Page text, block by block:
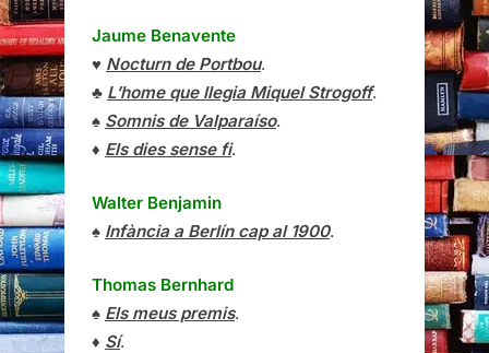
Jaume Benavente
♥ Nocturn de Portbou.
♣ L’home que llegia Miquel Strogoff.
♠ Somnis de Valparaíso.
♦ Els dies sense fi.
Walter Benjamin
♠ Infància a Berlín cap al 1900.
Thomas Bernhard
♠ Els meus premis.
♦ Sí.